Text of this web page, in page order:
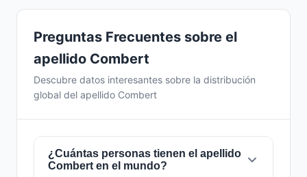
Preguntas Frecuentes sobre el
apellido Combert
Descubre datos interesantes sobre la distribución
global del apellido Combert
¿Cuántas personas tienen el apellido
Combert en el mundo?